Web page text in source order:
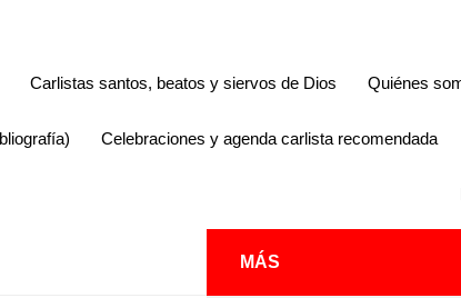
Carlistas santos, beatos y siervos de Dios Quiénes
Celebraciones y agenda carlista recomendada
MÁS